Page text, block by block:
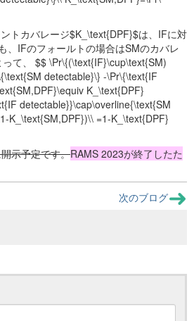
トカバレージ$K_\text{DPF}$は、IFに対
、IFのフォールトの場合はSMのカバレ
て、 $$ \Pr\{(\text{IF}\cup\text{SM)
detectable}\} -\Pr\{\text{IF
K_\text{DPF}
detectable}}\cap\overline{\text{SM
K_\text{SM,DPF})\\ =1-K_\text{DPF}
示予定です。RAMS 2023が終了したた
次のブログ